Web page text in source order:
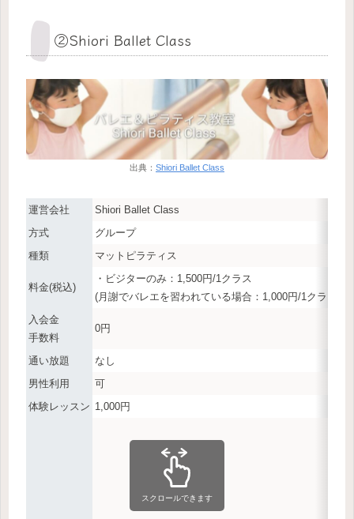
②Shiori Ballet Class
出典： Shiori Ballet Class
運営会社
Shiori Ballet Class
方式
グループ
種類
マットピラティス
料金(税込)
・ビジターのみ：1,500円/1クラス
(月謝でバレエを習われている場合：1,000円/1クラス)
入会金
手数料
0円
通い放題
なし
男性利用
可
体験レッスン 1,000円
スクロールできます